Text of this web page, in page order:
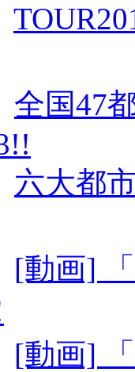
全国47
六大都
[動画]
[動画]